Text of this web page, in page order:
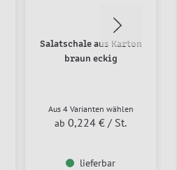
Salatschale aus Karton
braun eckig
Aus 4 Varianten wählen
ab 0,224 € / St.
lieferbar